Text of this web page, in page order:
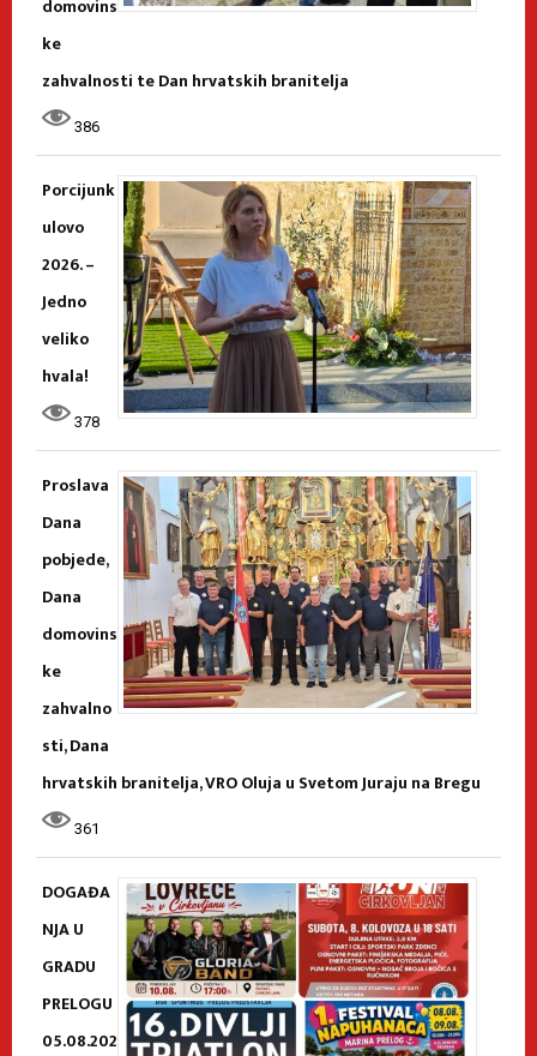
domovins
ke
zahvalnosti te Dan hrvatskih branitelja
386
Porcijunk
ulovo
2026. –
Jedno
veliko
hvala!
378
Proslava
Dana
pobjede,
Dana
domovins
ke
zahvalno
sti, Dana
hrvatskih branitelja, VRO Oluja u Svetom Juraju na Bregu
361
DOGAĐA
NJA U
GRADU
PRELOGU
05.08.202